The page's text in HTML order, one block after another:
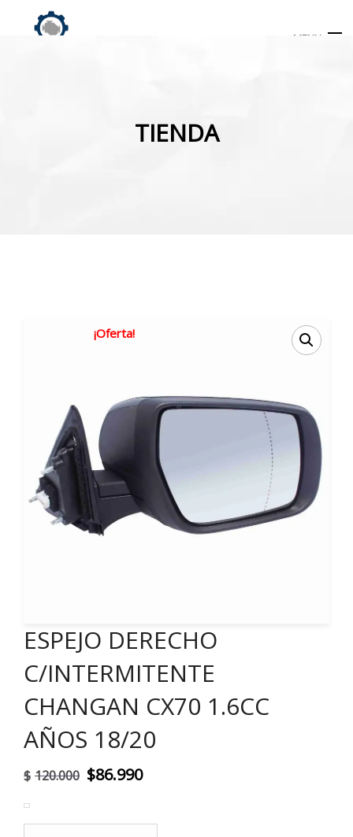
MENU
TIENDA
¡Oferta!
ESPEJO DERECHO
C/INTERMITENTE
CHANGAN CX70 1.6CC
AÑOS 18/20
$ 120.000 El
original
$86.990El
actual